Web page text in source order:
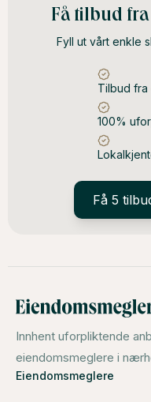
Få tilbud
Fyll ut vårt enkle
Tilbud fra
100%
Få 5
Innhent uforpliktende
eiendomsmeglere i
Eiendomsmeglere